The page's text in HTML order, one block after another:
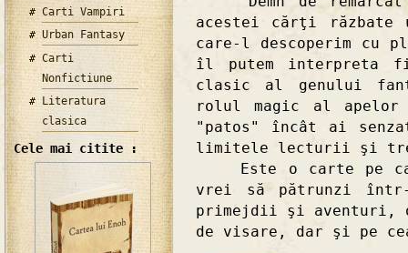
Carti Vampiri
Urban Fantasy
Carti
Nonfictiune
Literatura
clasica
Cele mai citite :
acestei cărţi răzbate
care-l descoperim cu
îl putem interpreta
clasic al genului
rolul magic al apelor
"patos" încât ai
limitele lecturii şi
Este o carte pe
vrei să pătrunzi
primejdii şi aventuri,
de visare, dar şi pe